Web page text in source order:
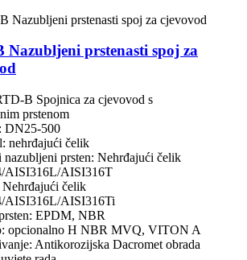
Nazubljeni prstenasti spoj za
B Spojnica za cjevovod s
prstenom
DN25-500
nehrđajući čelik
nazubljeni prsten: Nehrđajući čelik
AISI316L/AISI316T
čelik
AISI316L/AISI316Ti
EPDM, NBR
opcionalno H NBR MVQ, VITON A
Antikorozijska Dacromet obrada